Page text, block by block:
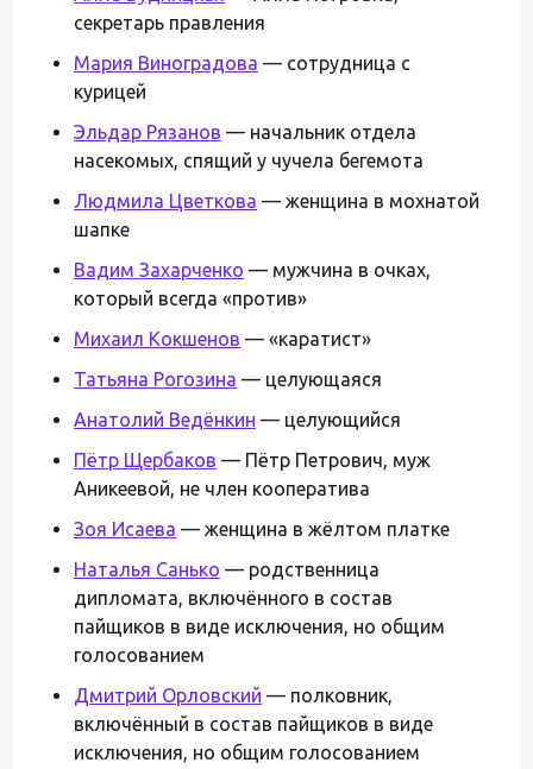
секретарь правления
Мария Виноградова — сотрудница с
курицей
Эльдар Рязанов — начальник отдела
насекомых, спящий у чучела бегемота
Людмила Цветкова — женщина в мохнатой
шапке
Вадим Захарченко — мужчина в очках,
который всегда «против»
Михаил Кокшенов — «каратист»
Татьяна Рогозина — целующаяся
Анатолий Ведёнкин — целующийся
Пётр Щербаков — Пётр Петрович, муж
Аникеевой, не член кооператива
Зоя Исаева — женщина в жёлтом платке
Наталья Санько — родственница
дипломата, включённого в состав
пайщиков в виде исключения, но общим
голосованием
Дмитрий Орловский — полковник,
включённый в состав пайщиков в виде
исключения, но общим голосованием